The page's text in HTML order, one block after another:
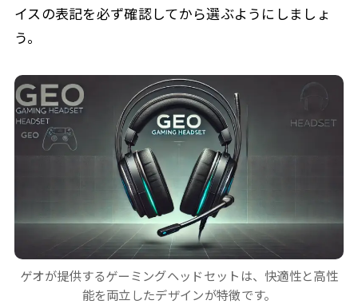
イスの表記を必ず確認してから選ぶようにしましょ
う。
ゲオが提供するゲーミングヘッドセットは、快適性と高性
能を両立したデザインが特徴です。